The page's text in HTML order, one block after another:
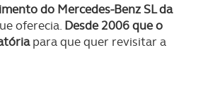
do Mercedes-Benz SL da
oferecia. Desde 2006 que o
para que quer revisitar a